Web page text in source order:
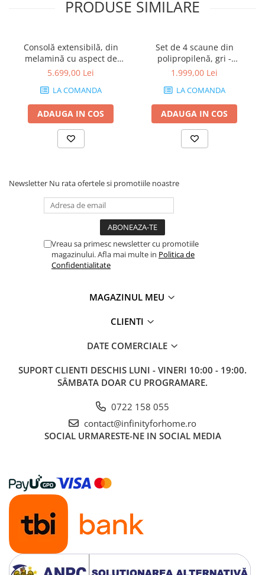
PRODUSE SIMILARE
Consolă extensibilă, din
melamină cu aspect de
frasin alb - ANGELICA
5.699,00 Lei
LA COMANDA
ADAUGA IN COS
Set de 4 scaune din
polipropilenă, gri -
AMANDA
1.999,00 Lei
LA COMANDA
ADAUGA IN COS
Newsletter Nu rata ofertele si promotiile noastre
Vreau sa primesc newsletter cu promotiile
magazinului. Afla mai multe in Politica de
Confidentialitate
MAGAZINUL MEU
CLIENTI
DATE COMERCIALE
SUPORT CLIENTI DESCHIS LUNI - VINERI 10:00 - 19:00.
SÂMBATA DOAR CU PROGRAMARE.
0722 158 055
contact@infinityforhome.ro
SOCIAL URMARESTE-NE IN SOCIAL MEDIA